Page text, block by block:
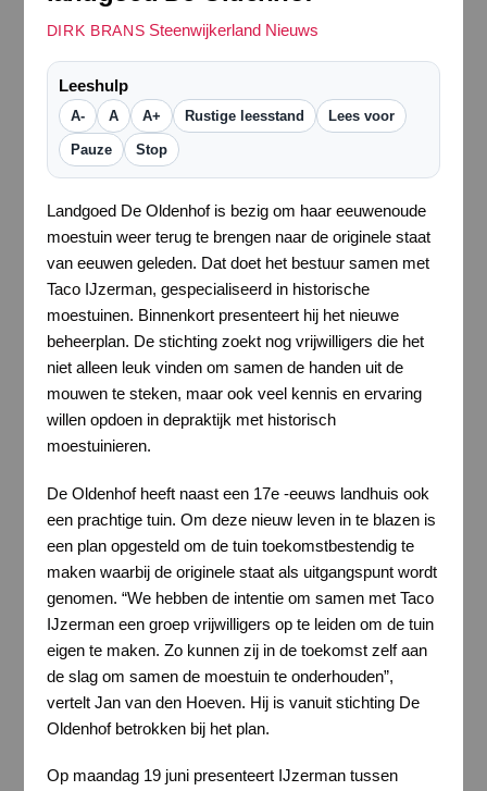
DIRK BRANS Steenwijkerland Nieuws
Leeshulp
A- A A+ Rustige leesstand Lees voor
Pauze Stop
Landgoed De Oldenhof is bezig om haar eeuwenoude
moestuin weer terug te brengen naar de originele staat
van eeuwen geleden. Dat doet het bestuur samen met
Taco IJzerman, gespecialiseerd in historische
moestuinen. Binnenkort presenteert hij het nieuwe
beheerplan. De stichting zoekt nog vrijwilligers die het
niet alleen leuk vinden om samen de handen uit de
mouwen te steken, maar ook veel kennis en ervaring
willen opdoen in depraktijk met historisch
moestuinieren.
De Oldenhof heeft naast een 17e -eeuws landhuis ook
een prachtige tuin. Om deze nieuw leven in te blazen is
een plan opgesteld om de tuin toekomstbestendig te
maken waarbij de originele staat als uitgangspunt wordt
genomen. “We hebben de intentie om samen met Taco
IJzerman een groep vrijwilligers op te leiden om de tuin
eigen te maken. Zo kunnen zij in de toekomst zelf aan
de slag om samen de moestuin te onderhouden”,
vertelt Jan van den Hoeven. Hij is vanuit stichting De
Oldenhof betrokken bij het plan.
Op maandag 19 juni presenteert IJzerman tussen